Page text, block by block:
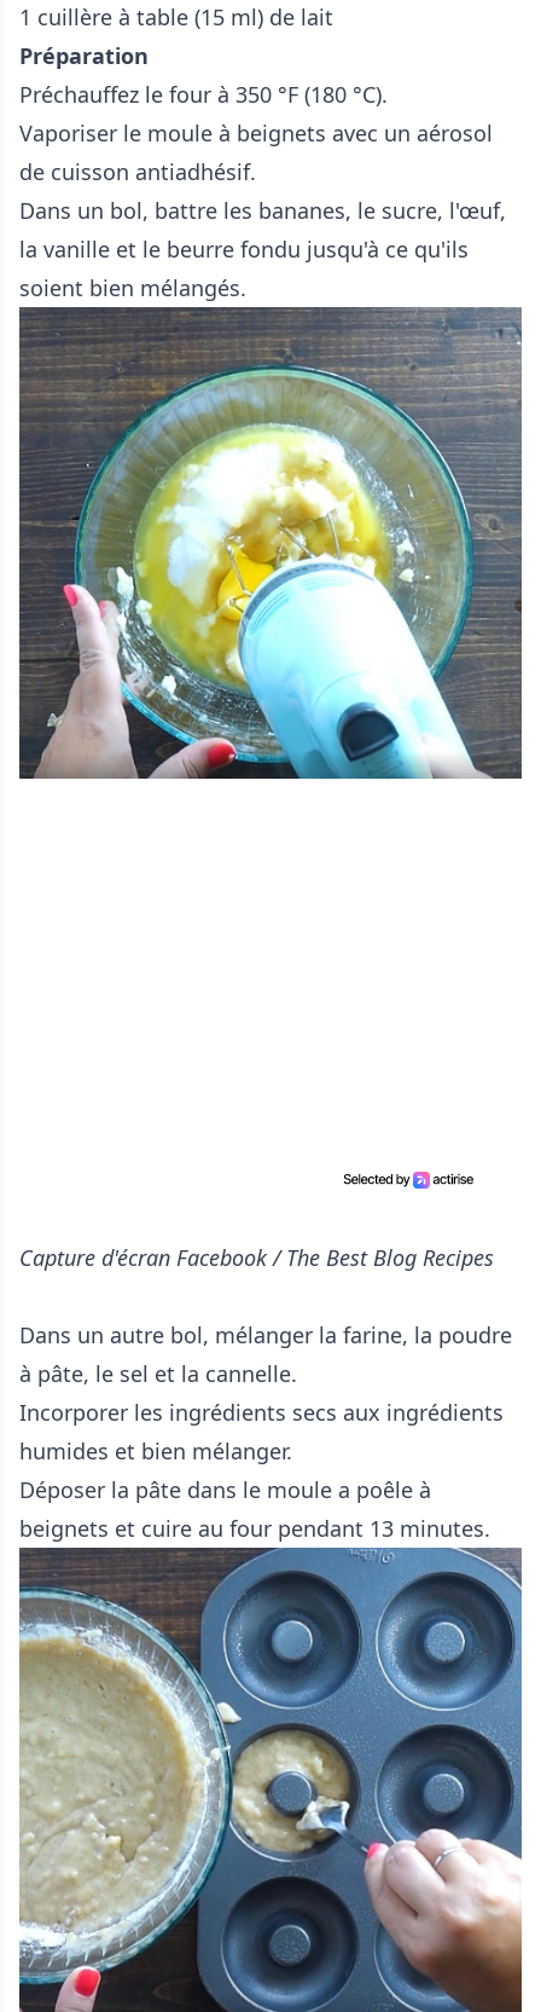
1 cuillère à table (15 ml) de lait
Préparation
Préchauffez le four à 350 °F (180 °C).
Vaporiser le moule à beignets avec un aérosol
de cuisson antiadhésif.
Dans un bol, battre les bananes, le sucre, l'œuf,
la vanille et le beurre fondu jusqu'à ce qu'ils
soient bien mélangés.
Capture d'écran Facebook / The Best Blog Recipes
Dans un autre bol, mélanger la farine, la poudre
à pâte, le sel et la cannelle.
Incorporer les ingrédients secs aux ingrédients
humides et bien mélanger.
Déposer la pâte dans le moule a poêle à
beignets et cuire au four pendant 13 minutes.